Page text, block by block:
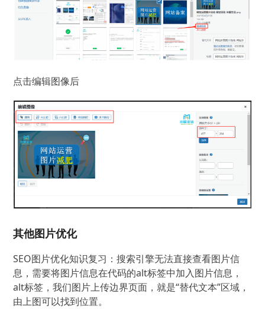
点击编辑图像后
其他图片优化
SEO图片优化知识复习：搜索引擎无法直接查看图片信
息，需要将图片信息在代码的alt标签中加入图片信息，
alt标签，我们图片上传边界页面，就是“替代文本”区域，
由上图可以找到位置。